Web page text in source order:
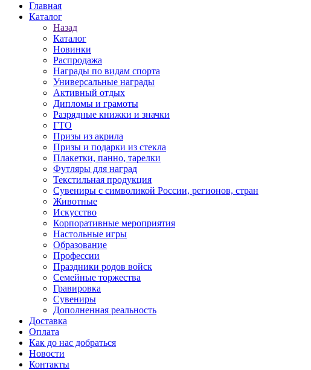
Главная
Каталог
Назад
Каталог
Новинки
Распродажа
Награды по видам спорта
Универсальные награды
Активный отдых
Дипломы и грамоты
Разрядные книжки и значки
ГТО
Призы из акрила
Призы и подарки из стекла
Плакетки, панно, тарелки
Футляры для наград
Текстильная продукция
Сувениры с символикой России, регионов, стран
Животные
Искусство
Корпоративные мероприятия
Настольные игры
Образование
Профессии
Праздники родов войск
Семейные торжества
Гравировка
Сувениры
Дополненная реальность
Доставка
Оплата
Как до нас добраться
Новости
Контакты